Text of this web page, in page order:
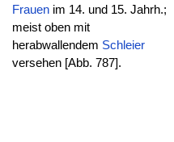
Frauenim 14. und 15. Jahrh.;
meist oben mit
herabwallendem Schleier
versehen [Abb. 787].